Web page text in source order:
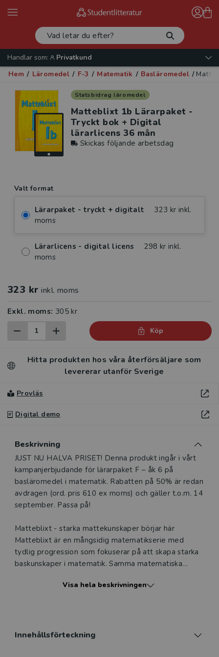
Handlar som:
Privatkund
Hem / Läromedel / F-3 / Matematik / Basläromedel /
Statsbidrag läromedel
Matteblixt 1b Lärarpaket -
Tryckt bok + Digital
lärarlicens 36 mån
Skickas följande arbetsdag
Valt format
Lärarpaket - tryckt + digitalt
323 kr inkl.
moms
Lärarlicens - digital licens
298 kr inkl.
moms
323 kr inkl. moms
Exkl. moms: 305 kr
Köp
Hitta produkten hos våra återförsäljare som
levererar utanför Sverige
Provläs
Digital demo
Beskrivning
Beskrivning
JUST NU HALVA PRISET! Denna produkt ingår i vårt
kampanjerbjudande för lärarpaket F – åk 6 på
basläromedel i matematik. Rabatten på 50% är redan
avdragen (ord. pris 610 ex moms) och gäller t.o.m. 14
september. Passa på!
Matteblixt - starka mattekunskaper börjar här
Matteblixt är en mångsidig matematikserie med
tydlig progression som fokuserar på att skapa starka
baskunskaper i matematik. Samma matematiska
av konkreta upplevelser, bildstöd och filmer.
tillvara när de undersöker och lär sig tillsammans i
Visa hela beskrivningen
Innehållsförteckning